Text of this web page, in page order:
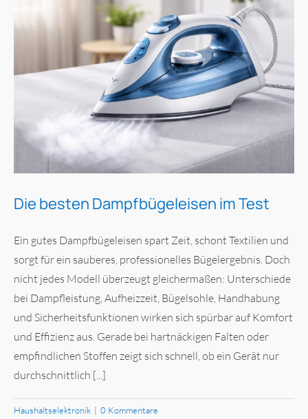
Die besten Dampfbügeleisen im Test
Ein gutes Dampfbügeleisen spart Zeit, schont Textilien und
sorgt für ein sauberes, professionelles Bügelergebnis. Doch
nicht jedes Modell überzeugt gleichermaßen: Unterschiede
bei Dampfleistung, Aufheizzeit, Bügelsohle, Handhabung
und Sicherheitsfunktionen wirken sich spürbar auf Komfort
und Effizienz aus. Gerade bei hartnäckigen Falten oder
empfindlichen Stoffen zeigt sich schnell, ob ein Gerät nur
durchschnittlich [...]
Haushaltselektronik | 0 Kommentare